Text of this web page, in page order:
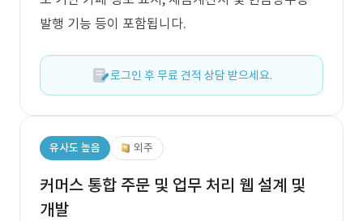
발행 기능 등이 포함됩니다.
로그인 후 무료 견적 상담 받으세요.
유사도 높음 외주
커머스 통합 주문 및 업무 처리 웹 설계 및
개발